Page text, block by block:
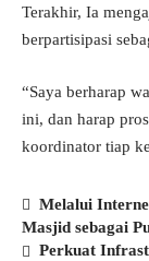
Terakhir, Ia
berpartisipasi
“Saya berharap
ini, dan harap
koordinator tiap
Melalui
Masjid sebagai
Perkuat